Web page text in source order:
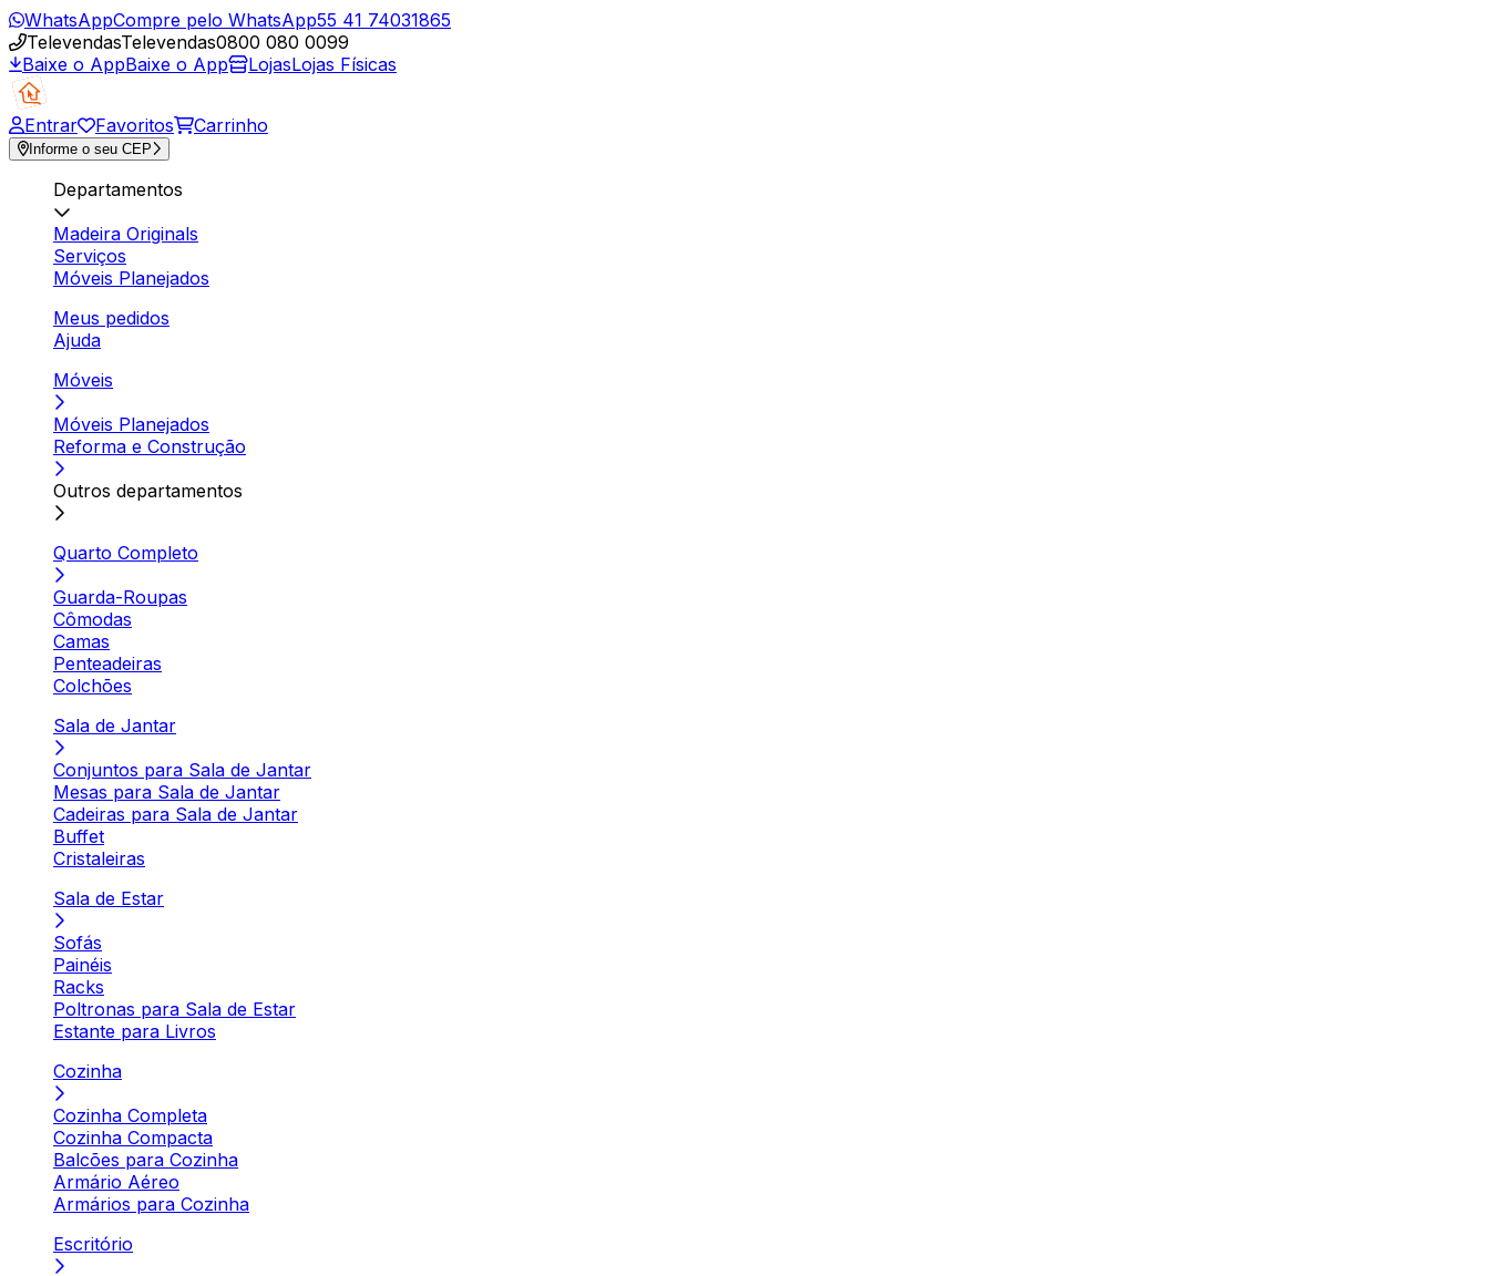
WhatsAppCompre pelo WhatsApp55 41 74031865
TelevendasTelevendas0800 080 0099
Baixe o AppBaixe o App LojasLojas Físicas
Entrar Favoritos Carrinho
Informe o seu CEP
Departamentos
Madeira Originals
Serviços
Móveis Planejados
Meus pedidos
Ajuda
Móveis
Móveis Planejados
Reforma e Construção
Outros departamentos
Quarto Completo
Guarda-Roupas
Cômodas
Camas
Penteadeiras
Colchões
Sala de Jantar
Conjuntos para Sala de Jantar
Mesas para Sala de Jantar
Cadeiras para Sala de Jantar
Buffet
Cristaleiras
Sala de Estar
Sofás
Painéis
Racks
Poltronas para Sala de Estar
Estante para Livros
Cozinha
Cozinha Completa
Cozinha Compacta
Balcões para Cozinha
Armário Aéreo
Armários para Cozinha
Escritório